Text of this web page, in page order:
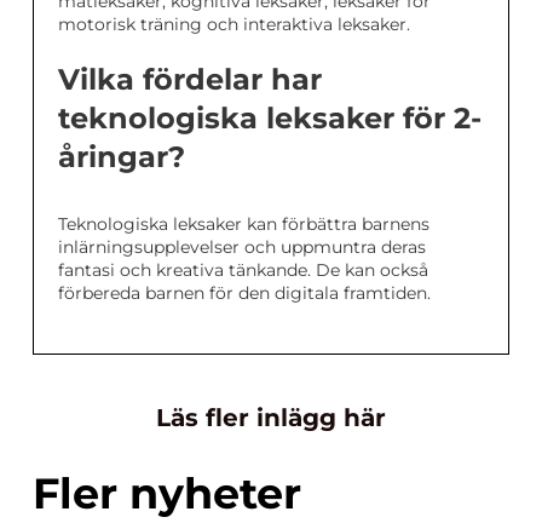
motorisk träning och interaktiva leksaker.
Vilka fördelar har
teknologiska leksaker för 2-
åringar?
Teknologiska leksaker kan förbättra barnens
inlärningsupplevelser och uppmuntra deras
fantasi och kreativa tänkande. De kan också
förbereda barnen för den digitala framtiden.
Läs fler inlägg här
Fler nyheter